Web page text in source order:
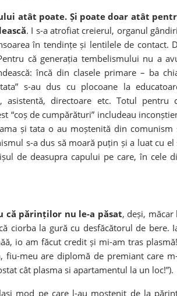
atât poate. Și poate doar atât
. I s-a atrofiat creierul, organul
în tendințe și lentilele de contact.
că generația tembelismului nu a
încă din clasele primare – ba
s-au dus cu plocoane la
asistentă, directoare etc. Totul pentru
“coș de cumpărături” includeau
și tata o au moștenită din comunism
s-a dus să moară puțin și a luat cu el
de deasupra capului pe care, în cele
că părinților nu le-a păsat, deși, măcar
ciorba la gură cu desfăcătorul de bere.
io am făcut credit și mi-am tras
fiu-meu are diplomă de premiant care
cât plasma si apartamentul la un loc!”).
mod pe care l-au moștenit de la